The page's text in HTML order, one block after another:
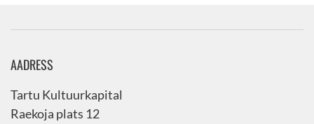
AADRESS
Tartu Kultuurkapital
Raekoja plats 12